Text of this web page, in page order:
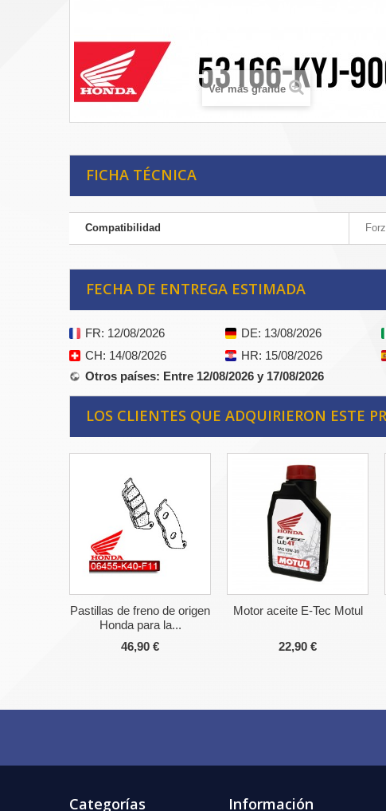
Ver más grande
FICHA TÉCNICA
Compatibilidad
FECHA DE ENTREGA ESTIMADA
FR: 12/08/2026 DE: 13/08/2026
CH: 14/08/2026 HR: 15/08/2026
Otros países: Entre 12/08/2026 y 17/08/2026
LOS CLIENTES QUE ADQUIRIERON ESTE
Pastillas de freno de origen
Honda para la...
46,90 €
Motor aceite E-Tec Motul
22,90 €
Categorías Información